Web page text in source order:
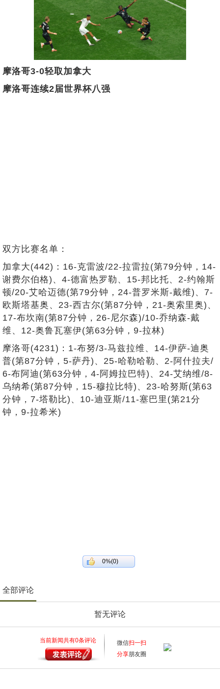
摩洛哥3-0轻取加拿大
摩洛哥连续2届世界杯八强
双方比赛名单：
加拿大(442)：16-克雷波/22-拉雷拉(第79分钟，14-
谢费尔伯格)、4-德富热罗勒、15-邦比托、2-约翰斯
顿/20-艾哈迈德(第79分钟，24-普罗米斯-戴维)、7-
欧斯塔基奥、23-西古尔(第87分钟，21-奥索里奥)、
17-布坎南(第87分钟，26-尼尔森)/10-乔纳森-戴
维、12-奥鲁瓦塞伊(第63分钟，9-拉林)
摩洛哥(4231)：1-布努/3-马兹拉维、14-伊萨-迪奥
普(第87分钟，5-萨丹)、25-哈勒哈勒、2-阿什拉夫/
6-布阿迪(第63分钟，4-阿姆拉巴特)、24-艾纳维/8-
乌纳希(第87分钟，15-穆拉比特)、23-哈努斯(第63
分钟，7-塔勒比)、10-迪亚斯/11-塞巴里(第21分
钟，9-拉希米)
0%(0)
全部评论
暂无评论
当前新闻共有0条评论 微信扫一扫
分享朋友圈